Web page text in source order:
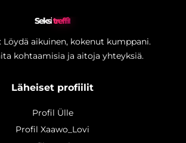
Seksitreffit
Löydä aikuinen, kokenut kumppani.
kohtaamisia ja aitoja yhteyksiä.
Läheiset profiilit
Profil Ülle
Profil Xaawo_Lovi